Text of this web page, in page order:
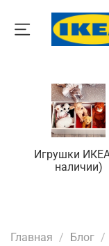
Игрушки
наличии)
Главная Блог